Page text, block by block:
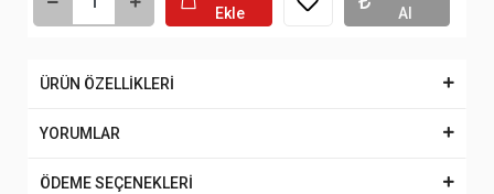
Ekle
Al
ÜRÜN ÖZELLİKLERİ
YORUMLAR
ÖDEME SEÇENEKLERİ